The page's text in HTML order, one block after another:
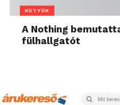
KÜTYÜK
A Nothing
fülhallgatót